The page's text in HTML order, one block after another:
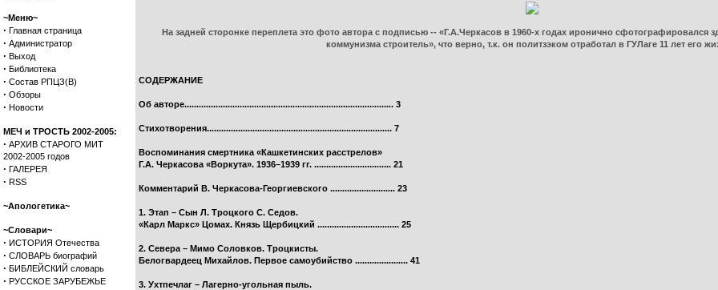
~Меню~
· Главная страница
· Администратор
· Выход
· Библиотека
· Состав РПЦЗ(В)
· Обзоры
· Новости
МЕЧ и ТРОСТЬ 2002-2005:
· АРХИВ СТАРОГО МИТ
2002-2005 годов
· ГАЛЕРЕЯ
· RSS
~Апологетика~
~Словари~
· ИСТОРИЯ Отечества
· СЛОВАРЬ биографий
· БИБЛЕЙСКИЙ словарь
· РУССКОЕ ЗАРУБЕЖЬЕ
На задней сторонке переплета это фото автора с подписью -- «Г.А.Черкасов в 1960-х годах иронично сфотографировался
коммунизма строитель», что верно, т.к. он политзэком отработал в ГУЛаге 11 лет его
СОДЕРЖАНИЕ
Об авторе....................................................................................... 3
Стихотворения............................................................................. 7
Воспоминания смертника «Кашкетинских расстрелов»
Г.А. Черкасова «Воркута». 1936–1939 гг. ................................ 21
Комментарий В. Черкасова-Георгиевского ........................... 23
1. Этап – Сын Л. Троцкого С. Седов.
«Карл Маркс» Цомах. Князь Щербицкий .................................. 25
2. Севера – Мимо Соловков. Троцкисты.
Белогвардеец Михайлов. Первое самоубийство ...................... 41
3. Ухтпечлаг – Лагерно-угольная пыль.